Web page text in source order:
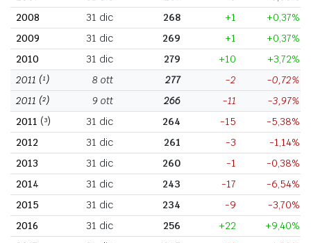
2008
31 dic 268 +1
+0,37%
2009
31 dic 269 +1
+0,37%
2010
31 dic 279 +10
+3,72%
2011 (¹) 8 ott 277 -2
-0,72%
2011 (²) 9 ott 266 -11
-3,97%
2011 (³) 31 dic 264 -15
-5,38%
2012
31 dic 261 -3
-1,14%
2013
31 dic 260 -1
-0,38%
2014
31 dic 243 -17
-6,54%
2015
31 dic 234 -9
-3,70%
2016
31 dic 256 +22
+9,40%